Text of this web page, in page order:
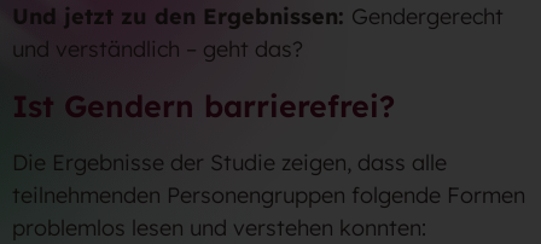
Und jetzt zu den Ergebnissen: Gendergerecht
und verständlich – geht das?
Ist Gendern barrierefrei?
Die Ergebnisse der Studie zeigen, dass alle
teilnehmenden Personengruppen folgende Formen
problemlos lesen und verstehen konnten: